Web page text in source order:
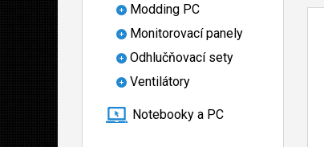
Modding PC
Monitorovací panely
Odhlučňovací sety
Ventilátory
Notebooky a PC